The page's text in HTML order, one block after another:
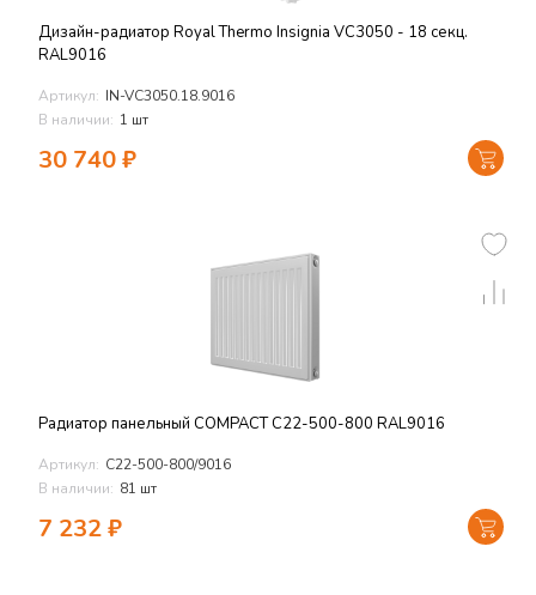
Дизайн-радиатор Royal Thermo Insignia VC3050 - 18 секц.
RAL9016
Артикул: IN-VC3050.18.9016
В наличии: 1 шт
30 740₽
Радиатор панельный COMPACT C22-500-800 RAL9016
Артикул: C22-500-800/9016
В наличии: 81 шт
7 232₽